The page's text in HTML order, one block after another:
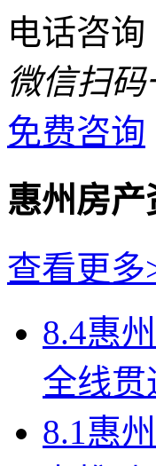
电话咨询
微信扫
免费咨询
惠州房产
查看更多
8.4惠
全线贯
8.1惠